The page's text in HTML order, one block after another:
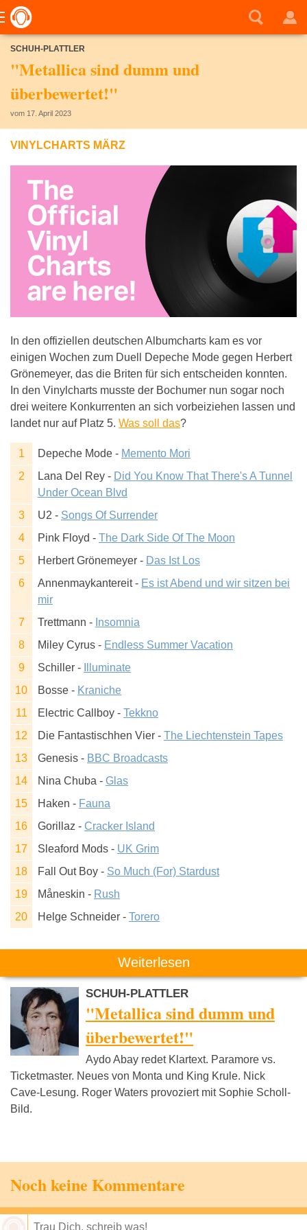
SCHUH-PLATTLER
"Metallica sind dumm und
überbewertet!"
vom 17. April 2023
VINYLCHARTS MÄRZ
In den offiziellen deutschen Albumcharts kam es vor
einigen Wochen zum Duell Depeche Mode gegen Herbert
Grönemeyer, das die Briten für sich entscheiden konnten.
In den Vinylcharts musste der Bochumer nun sogar noch
drei weitere Konkurrenten an sich vorbeiziehen lassen und
landet nur auf Platz 5. Was soll das?
Depeche Mode - Memento Mori
Lana Del Rey - Did You Know That There's A Tunnel
Under Ocean Blvd
U2 - Songs Of Surrender
Pink Floyd - The Dark Side Of The Moon
Herbert Grönemeyer - Das Ist Los
Annenmaykantereit - Es ist Abend und wir sitzen bei
mir
Trettmann - Insomnia
Miley Cyrus - Endless Summer Vacation
Schiller -
Illuminate
Bosse - Kraniche
Electric Callboy - Tekkno
Die Fantastischhen Vier - The Liechtenstein Tapes
Genesis - BBC Broadcasts
Nina Chuba - Glas
Haken - Fauna
Gorillaz - Cracker Island
Sleaford Mods - UK Grim
Fall Out Boy - So Much (For) Stardust
Måneskin - Rush
Helge Schneider - Torero
Weiterlesen
SCHUH-PLATTLER
"Metallica sind dumm und
überbewertet!"
Aydo Abay redet Klartext. Paramore vs.
Ticketmaster. Neues von Monta und King Krule. Nick
Cave-Lesung. Roger Waters provoziert mit Sophie Scholl-
Bild.
Noch keine Kommentare